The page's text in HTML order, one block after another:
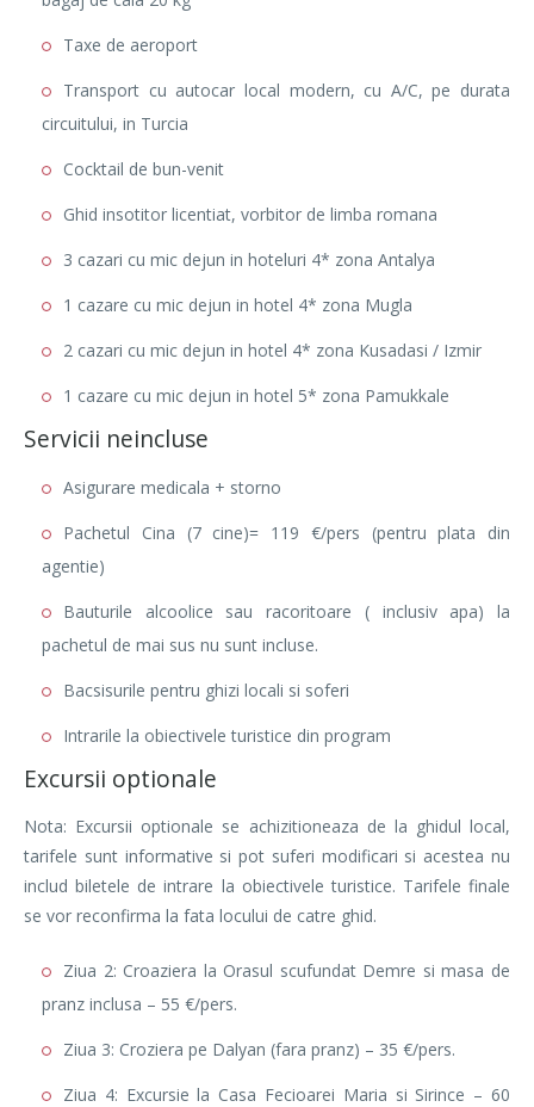
Taxe de aeroport
Transport cu autocar local modern, cu A/C, pe durata
circuitului, in Turcia
Cocktail de bun-venit
Ghid insotitor licentiat, vorbitor de limba romana
3 cazari cu mic dejun in hoteluri 4* zona Antalya
1 cazare cu mic dejun in hotel 4* zona Mugla
2 cazari cu mic dejun in hotel 4* zona Kusadasi / Izmir
1 cazare cu mic dejun in hotel 5* zona Pamukkale
Servicii neincluse
Asigurare medicala + storno
Pachetul Cina (7 cine)= 119 €/pers (pentru plata din
agentie)
Bauturile alcoolice sau racoritoare ( inclusiv apa) la
pachetul de mai sus nu sunt incluse.
Bacsisurile pentru ghizi locali si soferi
Intrarile la obiectivele turistice din program
Excursii optionale
Nota: Excursii optionale se achizitioneaza de la ghidul local,
tarifele sunt informative si pot suferi modificari si acestea nu
includ biletele de intrare la obiectivele turistice. Tarifele finale
se vor reconfirma la fata locului de catre ghid.
Ziua 2: Croaziera la Orasul scufundat Demre si masa de
pranz inclusa – 55 €/pers.
Ziua 3: Croziera pe Dalyan (fara pranz) – 35 €/pers.
Ziua 4: Excursie la Casa Fecioarei Maria si Sirince – 60